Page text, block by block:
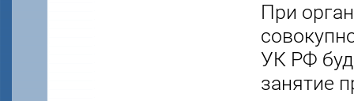
При
УК РФ
занятие